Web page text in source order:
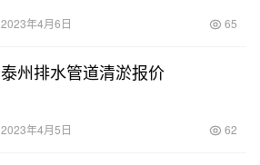
2023年4月6日 65
泰州排水管道清淤报价
2023年4月5日 62